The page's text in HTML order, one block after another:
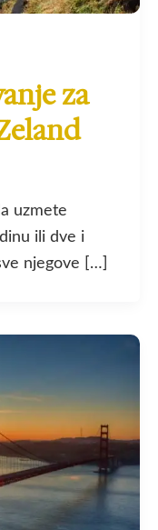
za
uzmete
ili dve i
njegove […]